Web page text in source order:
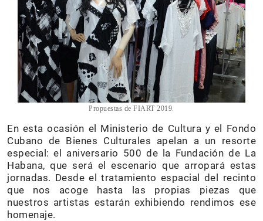
Propuestas de FIART 2019.
En esta ocasión el Ministerio de Cultura y el Fondo
Cubano de Bienes Culturales apelan a un resorte
especial: el aniversario 500 de la Fundación de La
Habana, que será el escenario que arropará estas
jornadas. Desde el tratamiento espacial del recinto
que nos acoge hasta las propias piezas que
nuestros artistas estarán exhibiendo rendimos ese
homenaje.